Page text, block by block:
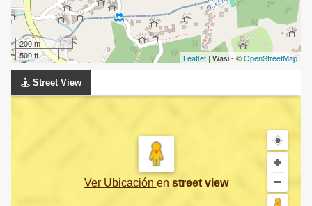
200 m
500 ft
Leaflet | Wasi - ©OpenStreetMap
Street View
Ver Ubicación en street view